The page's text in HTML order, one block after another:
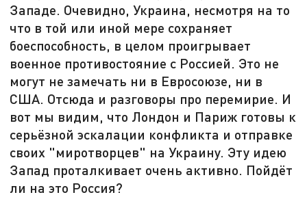
Западе. Очевидно, Украина, несмотря на то
что в той или иной мере сохраняет
боеспособность, в целом проигрывает
военное противостояние с Россией. Это не
могут не замечать ни в Евросоюзе, ни в
США. Отсюда и разговоры про перемирие. И
вот мы видим, что Лондон и Париж готовы к
серьёзной эскалации конфликта и отправке
своих "миротворцев" на Украину. Эту идею
Запад проталкивает очень активно. Пойдёт
ли на это Россия?